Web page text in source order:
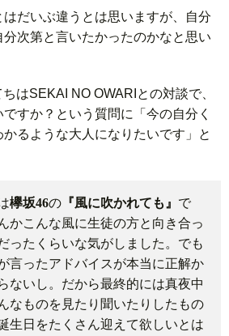
だいぶ違うとは思いますが、自分
次第と言いたかったのかなと思い
はSEKAI NO OWARIとの対談で、
すか？という質問に「今の自分く
るような大人になりたいです」と
欅坂46の 『風に吹かれても』 で
かこんな風に生徒の方と向き合っ
ったくらいな気がしました。でも
言ったアドバイスが本当に正解か
ないし。だから最終的には真夜中
なものを見たり聞いたりしたもの
生日をたくさん迎えて欲しいとは